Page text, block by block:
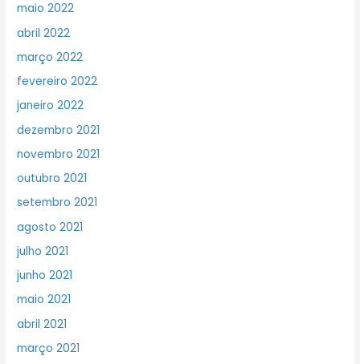
maio 2022
abril 2022
março 2022
fevereiro 2022
janeiro 2022
dezembro 2021
novembro 2021
outubro 2021
setembro 2021
agosto 2021
julho 2021
junho 2021
maio 2021
abril 2021
março 2021